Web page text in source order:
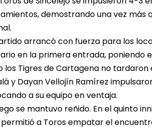
demostrando una vez más
arrancó con fuerza para los
en la primera entrada, poniendo
los Tigres de Cartagena no
y Dayan Vellojín Ramírez
a su equipo en ventaja.
se mantuvo reñido. En el quinto
a Toros empatar el